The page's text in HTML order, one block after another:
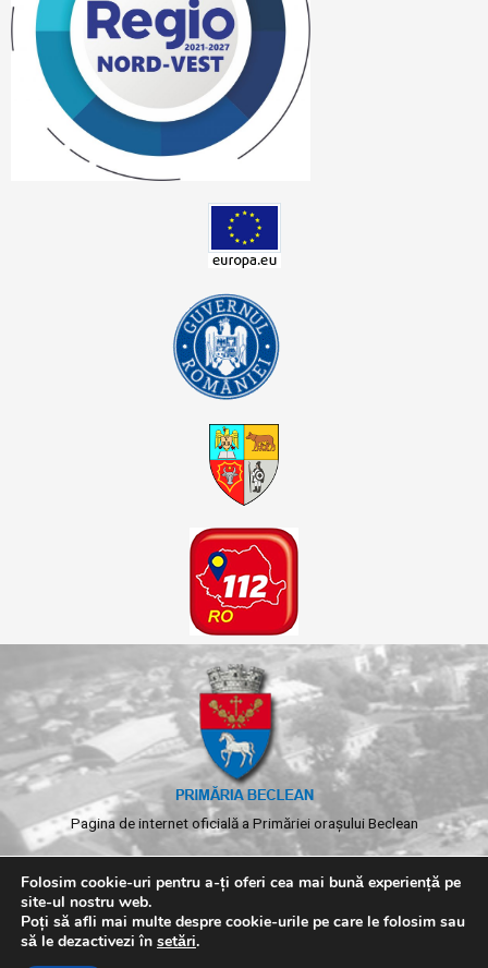
Pagina de internet oficială a Primăriei orașului Beclean
Folosim cookie-uri pentru a-ți oferi cea mai bună experiență pe
site-ul nostru web.
Poți să afli mai multe despre cookie-urile pe care le folosim sau
să le dezactivezi în setări.